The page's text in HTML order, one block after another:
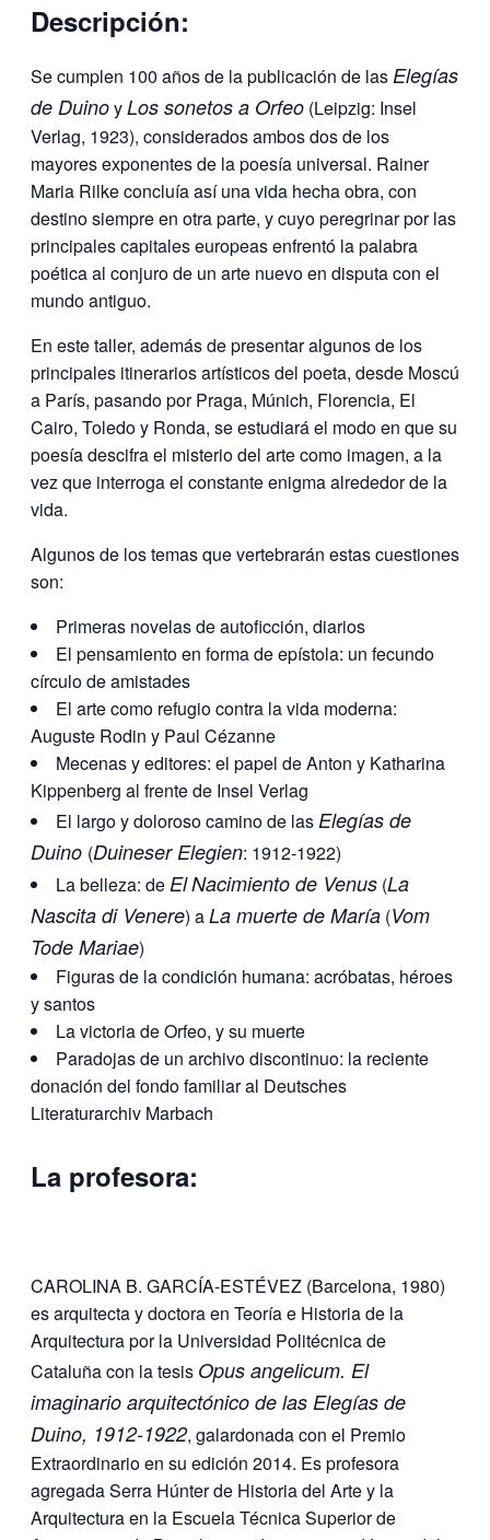
Descripción:
Se cumplen 100 años de la publicación de las Elegías
de DuinoyLos sonetos a Orfeo (Leipzig: Insel
Verlag, 1923), considerados ambos dos de los
mayores exponentes de la poesía universal. Rainer
Maria Rilke concluía así una vida hecha obra, con
destino siempre en otra parte, y cuyo peregrinar por las
principales capitales europeas enfrentó la palabra
poética al conjuro de un arte nuevo en disputa con el
mundo antiguo.
En este taller, además de presentar algunos de los
principales itinerarios artísticos del poeta, desde Moscú
a París, pasando por Praga, Múnich, Florencia, El
Cairo, Toledo y Ronda, se estudiará el modo en que su
poesía descifra el misterio del arte como imagen, a la
vez que interroga el constante enigma alrededor de la
vida.
Algunos de los temas que vertebrarán estas cuestiones
son:
Primeras novelas de autoficción, diarios
El pensamiento en forma de epístola: un fecundo
círculo de amistades
El arte como refugio contra la vida moderna:
Auguste Rodin y Paul Cézanne
Mecenas y editores: el papel de Anton y Katharina
Kippenberg al frente de Insel Verlag
El largo y doloroso camino de las Elegías de
Duino (Duineser Elegien: 1912-1922)
La belleza: de ElNacimiento de Venus (La
Nascita di Venere) aLa muerte de María (Vom
Tode Mariae)
Figuras de la condición humana: acróbatas, héroes
y santos
La victoria de Orfeo, y su muerte
Paradojas de un archivo discontinuo: la reciente
donación del fondo familiar al Deutsches
Literaturarchiv Marbach
La profesora:
CAROLINA B. GARCÍA-ESTÉVEZ (Barcelona, 1980)
es arquitecta y doctora en Teoría e Historia de la
Arquitectura por la Universidad Politécnica de
Cataluña con la tesis Opus angelicum. El
imaginario arquitectónico de las Elegías de
Duino, 1912-1922, galardonada con el Premio
Extraordinario en su edición 2014. Es profesora
agregada Serra Húnter de Historia del Arte y la
Arquitectura en la Escuela Técnica Superior de